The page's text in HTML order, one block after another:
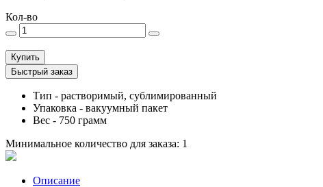
Кол-во
Купить
Быстрый заказ
Тип - растворимый, сублимированный
Упаковка - вакуумный пакет
Вес - 750 грамм
Минимальное количество для заказа: 1
Описание